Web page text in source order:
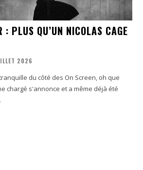
: PLUS QU’UN NICOLAS CAGE
2026
du côté des On Screen, oh que
chargé s'annonce et a même déjà été